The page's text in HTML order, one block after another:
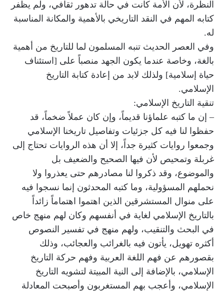
النظرة، لأن الأمة كانت في حالة تدهور ثقافي، ولم يظفر
كتابه المهم في النقد التاريخي بالأهمية والمكانة المناسبة
له.
وفي العصر الحديث تنبه المسلمون لما للتاريخ من أهمية
بالغة، وخاصة عندما يكون الجهد منصباً على [استئناف
حياة إسلامية] ولذلك لابد من إعادة كتابة التاريخ
الإسلامي.
تنقية التاريخ الإسلامي:
– إن ما كتبه علماؤنا قديماً، وإن كان عملاً ضخماً، قد
حفظوا لنا فيه كل جزئيات وتفاصيل تاريخنا الإسلامي
وجمعوا روايات كثيرة جداً، إلا أن هذه الروايات تحتاج إلى
غربلة وتمحيص لأن فيها الصحيح والضعيف بل
والموضوع، وقد ذكروا لنا مصادرهم حتى يعذروا ولا
نحملهم المسؤولية، وما كتبه المحدثون إنما نسجوا فيه
على منوال المستشرقين الذين اهتموا اهتماماً زائداً
بالتاريخ الإسلامي لغاية في أنفسهم وكان لهم منهج خاص
في البحث والتنقيب، ولهم منهج في تفسير النصوص
أكثره تهويل، يأتون فيه بالغرائب والعجائب، وذلك
بقصورهم عن فهم اللغة العربية وفهم حركة التاريخ
الإسلامي، بالإضافة إلى النية المبيتة لتشويه التاريخ
الإسلامي، وأعجب بهم المستغربون وأصبحت المعادلة